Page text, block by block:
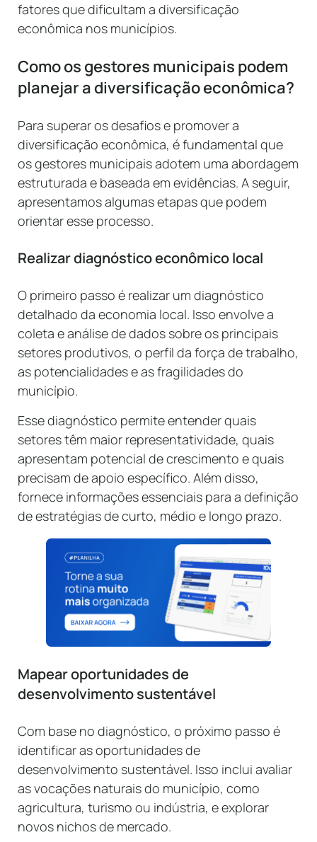
fatores que dificultam a diversificação
econômica nos municípios.
Como os gestores municipais podem
planejar a diversificação econômica?
Para superar os desafios e promover a
diversificação econômica, é fundamental que
os gestores municipais adotem uma abordagem
estruturada e baseada em evidências. A seguir,
apresentamos algumas etapas que podem
orientar esse processo.
Realizar diagnóstico econômico local
O primeiro passo é realizar um diagnóstico
detalhado da economia local. Isso envolve a
coleta e análise de dados sobre os principais
setores produtivos, o perfil da força de trabalho,
as potencialidades e as fragilidades do
município.
Esse diagnóstico permite entender quais
setores têm maior representatividade, quais
apresentam potencial de crescimento e quais
precisam de apoio específico. Além disso,
fornece informações essenciais para a definição
de estratégias de curto, médio e longo prazo.
Mapear oportunidades de
desenvolvimento sustentável
Com base no diagnóstico, o próximo passo é
identificar as oportunidades de
desenvolvimento sustentável. Isso inclui avaliar
as vocações naturais do município, como
agricultura, turismo ou indústria, e explorar
novos nichos de mercado.